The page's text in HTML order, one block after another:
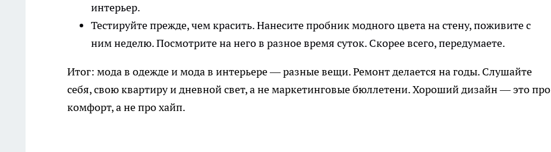
интерьер.
Тестируйте прежде, чем красить. Нанесите пробник модного цвета на стену, поживите с
ним неделю. Посмотрите на него в разное время суток. Скорее всего, передумаете.
Итог: мода в одежде и мода в интерьере — разные вещи. Ремонт делается на годы. Слушайте
себя, свою квартиру и дневной свет, а не маркетинговые бюллетени. Хороший дизайн — это про
комфорт, а не про хайп.